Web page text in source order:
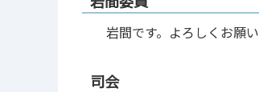
岩間です。よろしくお願い
司会